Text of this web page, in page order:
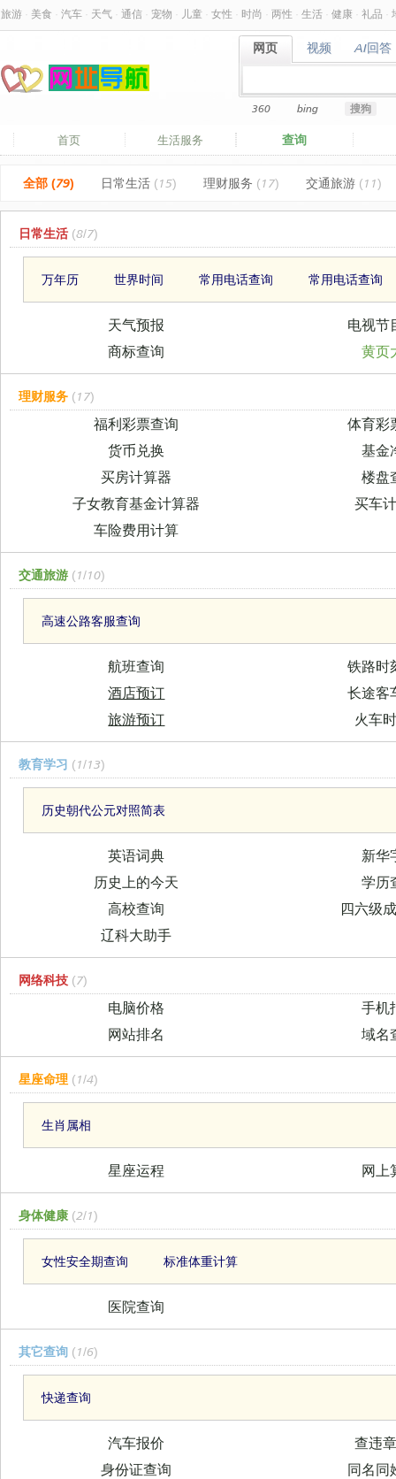
旅游 美食 汽车 天气 通信 宠物 儿童 女性 时尚 两性 生活 健康 礼品
网页
网页 视频
视频 AI回答
AI回答
360 bing 搜狗
首页 生活服务 查询
全部 (79) 日常生活 (15) 理财服务 (17) 交通旅游 (11)
日常生活 (8/7)
万年历 世界时间 常用电话查询 常用电话查询
天气预报
电视节
商标查询
黄页
理财服务 (17)
福利彩票查询
体育彩
货币兑换
基金
买房计算器
楼盘
子女教育基金计算器
买车
车险费用计算
交通旅游 (1/10)
高速公路客服查询
航班查询
铁路时
酒店预订
长途客
旅游预订
火车
教育学习 (1/13)
历史朝代公元对照简表
英语词典
新华
历史上的今天
学历
高校查询
四六级
辽科大助手
网络科技 (7)
电脑价格
手机
网站排名
域名
星座命理 (1/4)
生肖属相
星座运程 网上
身体健康 (2/1)
女性安全期查询 标准体重计算
医院查询
其它查询 (1/6)
快递查询
汽车报价
查违
身份证查询
同名同